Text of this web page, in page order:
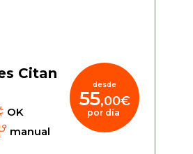
Citan
OK
manual
desde
55,00€
por día